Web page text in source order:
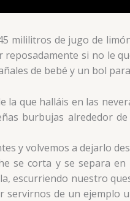
mililitros de jugo de
si no le
de bebé y un bol
que halláis en las
burbujas alrededor
y volvemos a dejarlo
se corta y se separa
escurriendo nuestro
de un ejemplo